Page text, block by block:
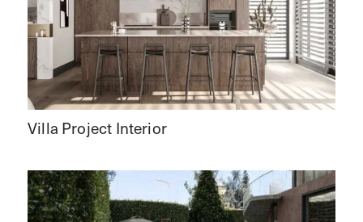
Villa Project Interior